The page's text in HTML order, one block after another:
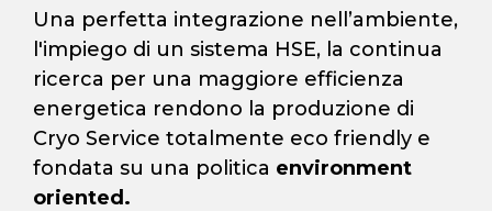
Una perfetta integrazione nell’ambiente,
l'impiego di un sistema HSE, la continua
ricerca per una maggiore efficienza
energetica rendono la produzione di
Cryo Service totalmente eco friendly e
fondata su una politica environment
oriented.